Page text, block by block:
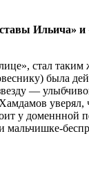
Ильича»
стал таким
была
—
уверял,
у доменнной
мальчишке-